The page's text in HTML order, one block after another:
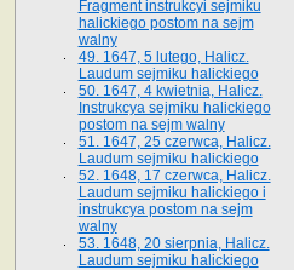
Fragment instrukcyi sejmiku
halickiego postom na sejm
walny
49. 1647, 5 lutego, Halicz.
Laudum sejmiku halickiego
50. 1647, 4 kwietnia, Halicz.
Instrukcya sejmiku halickiego
postom na sejm walny
51. 1647, 25 czerwca, Halicz.
Laudum sejmiku halickiego
52. 1648, 17 czerwca, Halicz.
Laudum sejmiku halickiego i
instrukcya postom na sejm
walny
53. 1648, 20 sierpnia, Halicz.
Laudum sejmiku halickiego